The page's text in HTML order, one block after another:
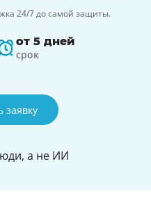
24/7 до самой защиты.
от 5 дней
срок
а не ИИ